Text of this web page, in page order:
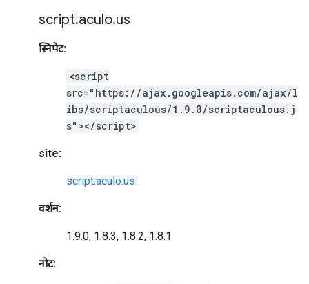
script.aculo.us
स्निपेट:
<script
src="https://ajax.googleapis.com/ajax/l
ibs/scriptaculous/1.9.0/scriptaculous.j
s"></script>
site:
script.aculo.us
वर्शन:
1.9.0, 1.8.3, 1.8.2, 1.8.1
नोट: